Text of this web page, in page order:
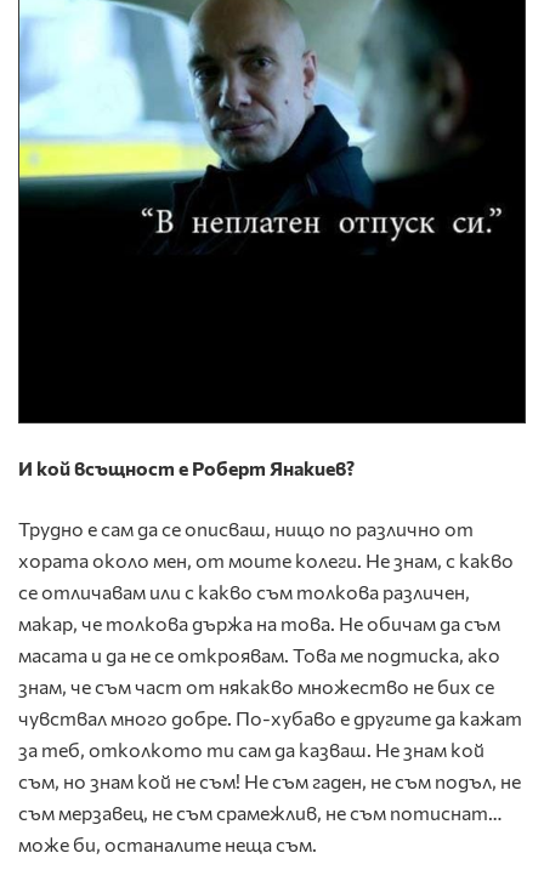
И кой всъщност е Роберт Янакиев?
Трудно е сам да се описваш, нищо по различно от
хората около мен, от моите колеги. Не знам, с какво
се отличавам или с какво съм толкова различен,
макар, че толкова държа на това. Не обичам да съм
масата и да не се откроявам. Това ме подтиска, ако
знам, че съм част от някакво множество не бих се
чувствал много добре. По-хубаво е другите да кажат
за теб, отколкото ти сам да казваш. Не знам кой
съм, но знам кой не съм! Не съм гаден, не съм подъл, не
съм мерзавец, не съм срамежлив, не съм потиснат…
може би, останалите неща съм.